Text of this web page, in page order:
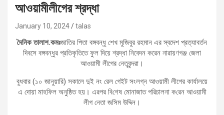
আওয়ামীলীগের শ্রদ্ধা
January 10, 2024 talas
দৈনিক তালাশ.কমঃজাতির পিতা বঙ্গবন্ধু শেখ মুজিবুর রহমান এর স্বদেশ প্রত্যাবর্তন
দিবসে বঙ্গবন্ধুর প্রতিকৃতিতে ফুল দিয়ে শ্রদ্ধা নিবেদন করেন নারায়ণগঞ্জ জেলা
আওয়ামী লীগের নেতৃবৃন্দরা।
বুধবার (১০ জানুয়ারি) সকালে দুই নং রেল গেইট সংলগ্ন আওয়ামী লীগের কার্যালয়ে
এ দোয়া মাহফিল অনুষ্ঠিত হয়। এরপর বি‌শেষ মোনাজাত পরিচালনা ক‌রেন আওয়ামী
লীগ নেতা জ‌সিম উ‌দ্দিন।